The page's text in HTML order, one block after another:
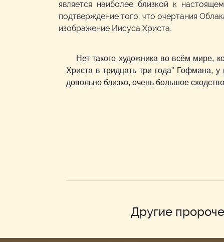
является наиболее близкой к
подтверждение того, что очертания
изображение Иисуса Христа.
Нет такого художника во всём мире,
Христа в тридцать три года" Гофмана,
довольно близко, очень большое
Другие